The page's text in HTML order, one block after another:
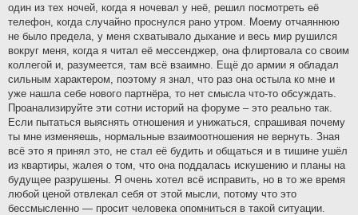
один из тех ночей, когда я ночевал у неё, решил посмотреть её
телефон, когда случайно проснулся рано утром. Моему отчаяннюю
не было предела, у меня схватывало дыхание и весь мир рушился
вокруг меня, когда я читал её мессенджер, она флиртовала со своим
коллегой и, разумеется, там всё взаимно. Ещё до армии я обладал
сильным характером, поэтому я знал, что раз она остыла ко мне и
уже нашла себе нового партнёра, то нет смысла что-то обсуждать.
Проанализируйте эти сотни историй на форуме – это реально так.
Если пытаться выяснять отношения и унижаться, спрашивая почему
ты мне изменяешь, нормальные взаимоотношения не вернуть. Зная
всё это я принял это, не стал её будить и общаться и в тишине ушёл
из квартиры, жалея о том, что она поддалась искушению и планы на
будущее разрушены. Я очень хотел всё исправить, но в то же время
любой ценой отвлекал себя от этой мысли, потому что это
бессмысленно — просит человека опомниться в такой ситуации.